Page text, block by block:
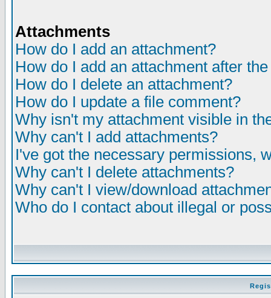
Attachments
How do I add an attachment?
How do I add an attachment after
How do I delete an attachment?
How do I update a file comment?
Why isn't my attachment visible in
Why can't I add attachments?
I've got the necessary permissions,
Why can't I delete attachments?
Why can't I view/download
Who do I contact about illegal or